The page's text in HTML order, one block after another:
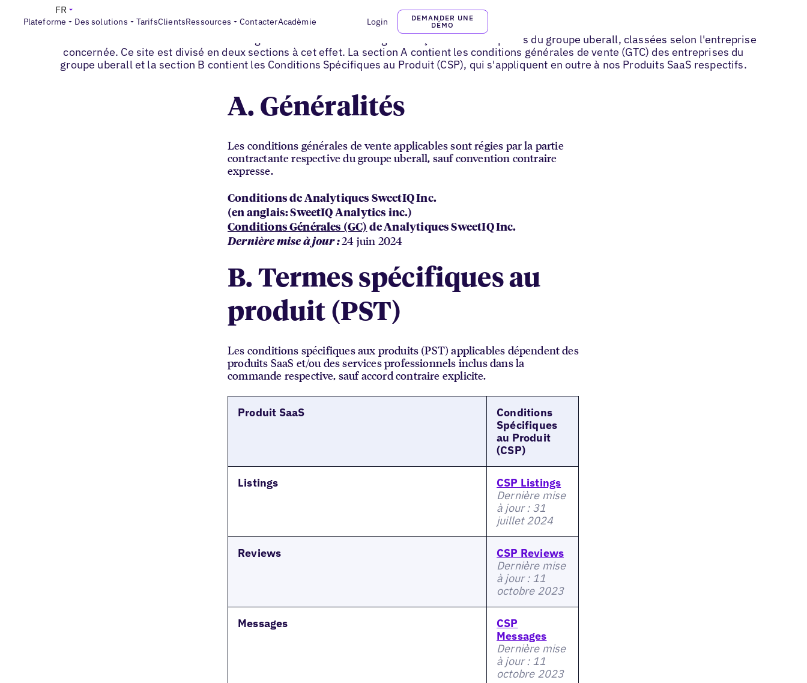
Plateforme Des solutions TarifsClientsRessources ContacterAcadèmie Login
DEMANDER UNE
DÉMO
FR
Conditions générales de vente
Vous trouverez ci-dessous les conditions générales de vente en langue française des entreprises du groupe uberall, classées selon l'entreprise
concernée. Ce site est divisé en deux sections à cet effet. La section A contient les conditions générales de vente (GTC) des entreprises du
groupe uberall et la section B contient les Conditions Spécifiques au Produit (CSP), qui s'appliquent en outre à nos Produits SaaS respectifs.
A. Généralités
Les conditions générales de vente applicables sont régies par la partie
contractante respective du groupe uberall, sauf convention contraire
expresse.
Conditions de Analytiques SweetIQ Inc.
(en anglais: SweetIQ Analytics inc.)
Conditions Générales (GC) de Analytiques SweetIQ Inc.
Dernière mise à jour :24 juin 2024
B. Termes spécifiques au
produit (PST)
Les conditions spécifiques aux produits (PST) applicables dépendent des
produits SaaS et/ou des services professionnels inclus dans la
commande respective, sauf accord contraire explicite.
Produit SaaS
Conditions
Spécifiques
au Produit
(CSP)
Listings
CSP Listings
Dernière mise
à jour : 31
juillet 2024
Reviews
CSP Reviews
Dernière mise
à jour : 11
octobre 2023
Messages
CSP
Messages
Dernière mise
à jour : 11
octobre 2023